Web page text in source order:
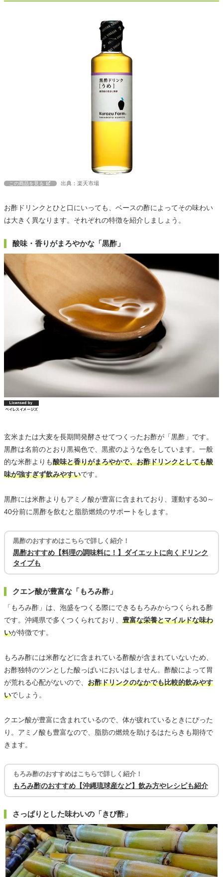
この商品を見る 出典：楽天市場
お酢ドリンクとひと口にいっても、ベースの酢によってその味わい
は大きく異なります。それぞれの特徴を紹介しましょう。
酸味・香りがまろやかな「黒酢」
玄米または大麦を長期間発酵させてつくったお酢が「黒酢」です。
黒酢は名前のとおり黒褐色で、黒蜜のような色をしています。一般
的な米酢よりも酸味と香りがまろやかで、お酢ドリンクとしても酸
味が強すぎず飲みやすいです。
黒酢には米酢よりもアミノ酸が豊富に含まれており、運動する30～
40分前に黒酢を飲むと脂肪燃焼のサポートをします。
黒酢のおすすめはこちらで詳しく紹介！
黒酢おすすめ【料理の調味料に！】ダイエットに向くドリンク
タイプも
クエン酸が豊富な「もろみ酢」
「もろみ酢」は、泡盛をつくる際にできるもろみからつくられる酢
です。沖縄県で多くつくられており、 豊富な栄養とマイルドな味わ
いが特徴です。
もろみ酢には米酢などに含まれている酢酸が含まれていないため、
お酢独特のツンとした酸っぱいにおいはしません。酢酸によって胃
が荒れる心配がないので、 お酢ドリンクのなかでも比較的飲みやす
いでしょう。
クエン酸が豊富に含まれているので、体が疲れているときにぴった
り。アミノ酸も豊富なので、脂肪の燃焼を助けるはたらきも期待で
きます。
もろみ酢のおすすめはこちらで詳しく紹介！
もろみ酢のおすすめ【沖縄琉球産など】飲み方やレシピも紹介
さっぱりとした味わいの「きび酢」